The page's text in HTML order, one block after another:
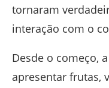
tornaram
interação com o
Desde o começo,
apresentar frutas,